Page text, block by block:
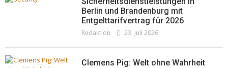
Berlin und Brandenburg mit
Entgelttarifvertrag für 2026
Redaktion 23. Juli 2026
Clemens Pig: Welt ohne Wahrheit